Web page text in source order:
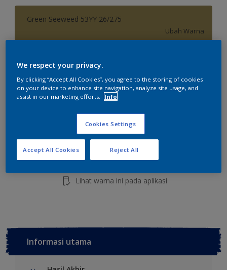
Green Seeweed 53YY 26/275
Ubah Warna
2.5 L 20 L
Kalkulator cat
Tambahkan ke Ruang Kerja Temukan Toko
Lihat warna ini pada aplikasi
Informasi utama
We respect your privacy.
By clicking “Accept All Cookies”, you agree to the storing of cookies
on your device to enhance site navigation, analyze site usage, and
assist in our marketing efforts.
Info
Cookies Settings
Reject All
Accept All Cookies